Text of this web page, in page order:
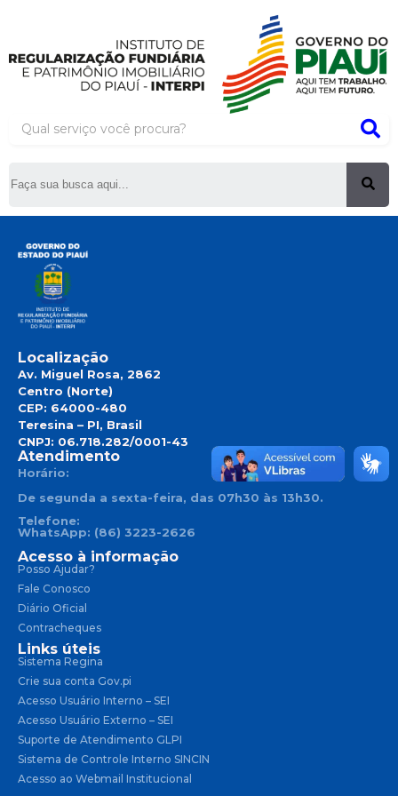
Localização
Av. Miguel Rosa, 2862
Centro (Norte)
CEP: 64000-480
Teresina – PI, Brasil
CNPJ: 06.718.282/0001-43
Atendimento
Horário:
De segunda a sexta-feira, das 07h30 às 13h30.
Telefone:
WhatsApp: (86) 3223-2626
Acesso à informação
Posso Ajudar?
Fale Conosco
Diário Oficial
Contracheques
Links úteis
Sistema Regina
Crie sua conta Gov.pi
Acesso Usuário Interno – SEI
Acesso Usuário Externo – SEI
Suporte de Atendimento GLPI
Sistema de Controle Interno SINCIN
Acesso ao Webmail Institucional